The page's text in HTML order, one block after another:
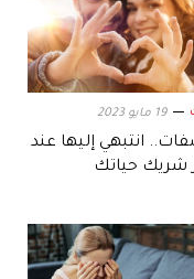
19 مايو 2023
انتبهي إليها عند
شريك حياتك